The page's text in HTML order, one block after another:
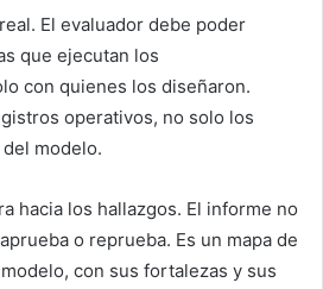
El evaluador debe poder
que ejecutan los
con quienes los diseñaron.
operativos, no solo los
modelo.
hacia los hallazgos. El informe no
o reprueba. Es un mapa de
con sus fortalezas y sus